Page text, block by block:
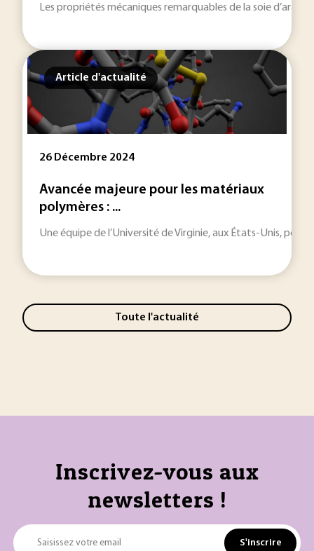
Les propriétés mécaniques remarquables de la soie
Article d'actualité
26 Décembre 2024
Avancée majeure pour les matériaux
polymères : ...
Une équipe de l’Université de Virginie, aux États-Unis,
Toute l'actualité
Inscrivez-vous aux
newsletters !
Saisissez votre email S'inscrire